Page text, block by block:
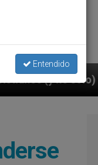
Santa
Entendido